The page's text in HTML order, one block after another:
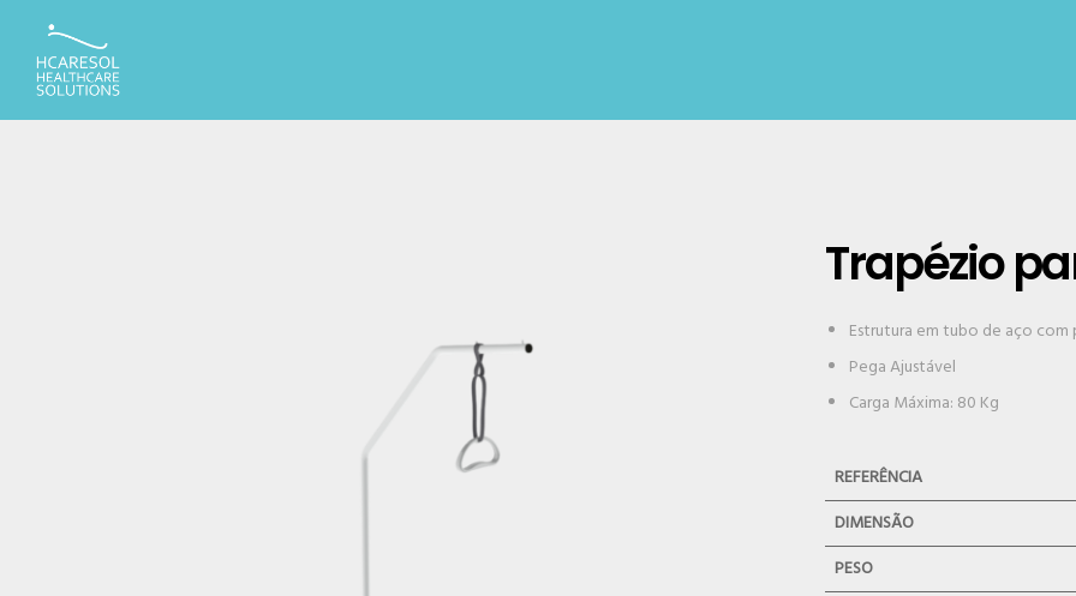
Trapézio
Estrutura em tubo de aço
Pega Ajustável
Carga Máxima: 80 Kg
REFERÊNCIA
DIMENSÃO
PESO